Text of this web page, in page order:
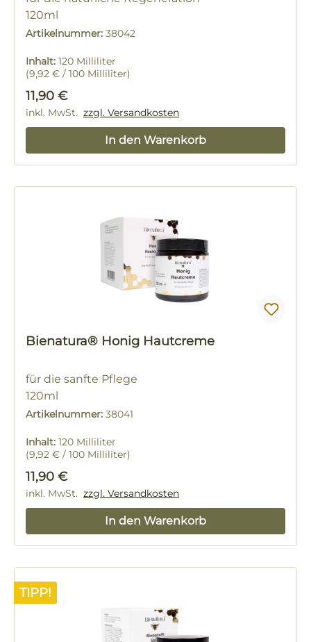
120ml
Artikelnummer: 38042
Inhalt: 120 Milliliter
(9,92 € / 100 Milliliter)
Regulärer Preis:
11,90 €
inkl. MwSt. zzgl. Versandkosten
In den Warenkorb
Bienatura® Honig Hautcreme
für die sanfte Pflege
120ml
Artikelnummer: 38041
Inhalt: 120 Milliliter
(9,92 € / 100 Milliliter)
Regulärer Preis:
11,90 €
inkl. MwSt. zzgl. Versandkosten
In den Warenkorb
TIPP!